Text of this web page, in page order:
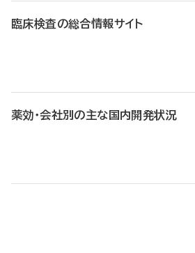
臨床検査の総合情報サイト
薬効・会社別の主な国内開発状況